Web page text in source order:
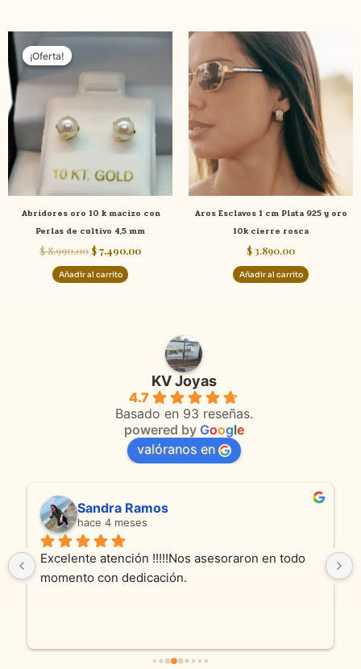
¡Oferta!
¡Oferta!
Abridores oro 10 k macizo con
Perlas de cultivo 4,5 mm
$8.990,00
era:
$ 8.990,00.
$7.490,00
El
$ 7.490,00.
Añadir al carrito
Aros Esclavos 1 cm Plata 925 y oro
10k cierre rosca
$3.890,00
Añadir al carrito
KV Joyas
4.7
Basado en 93 reseñas.
powered by Google
valóranos en
Sandra Ramos
hace 4 meses
Excelente atención !!!!!Nos asesoraron en todo
momento con dedicación.